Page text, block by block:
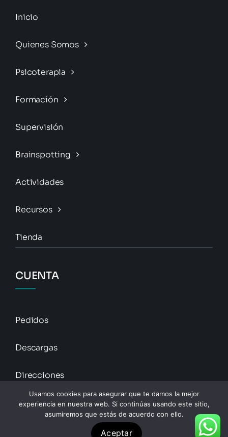
Inicio
Quienes Somos
Psicoterapia
Formación
Supervisión
Brainspotting
Actividades
Recursos
Tienda
CUENTA
Pedidos
Descargas
Direcciones
Detalles De La Cuenta
Usamos cookies para asegurar que te damos la mejor
experiencia en nuestra web. Si continúas usando este sitio,
asumiremos que estás de acuerdo con ello.
Aceptar